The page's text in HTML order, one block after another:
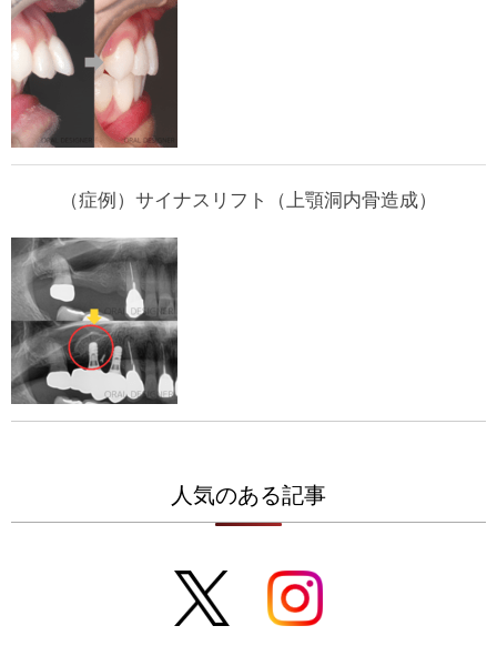
（症例）サイナスリフト（上顎洞内骨造成）
人気のある記事